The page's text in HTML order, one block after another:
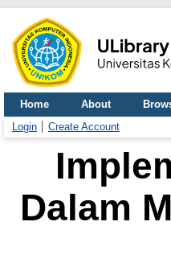
Home About
Login
Create Account
Dalam